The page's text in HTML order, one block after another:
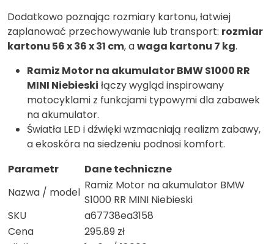
Dodatkowo poznając rozmiary kartonu, łatwiej
zaplanować przechowywanie lub transport: rozmiar
kartonu 56 x 36 x 31 cm, awaga kartonu 7 kg.
Ramiz Motor na akumulator BMW S1000 RR
MINI Niebieski łączy wygląd inspirowany
motocyklami z funkcjami typowymi dla zabawek
na akumulator.
Światła LED i dźwięki wzmacniają realizm zabawy,
a ekoskóra na siedzeniu podnosi komfort.
Parametr
Dane techniczne
Nazwa / model
Ramiz Motor na akumulator BMW
S1000 RR MINI Niebieski
SKU
a67738ea3158
Cena
295.89 zł